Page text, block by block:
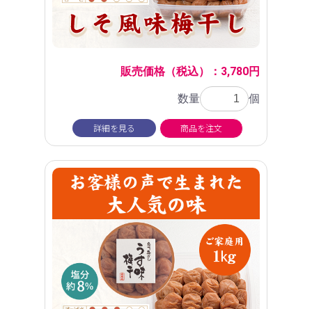
販売価格（税込）：3,780円
数量 個
詳細を見る 商品を注文